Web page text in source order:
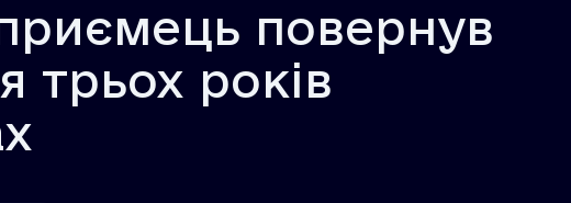
Системні рекомендації
повернув
трьох років